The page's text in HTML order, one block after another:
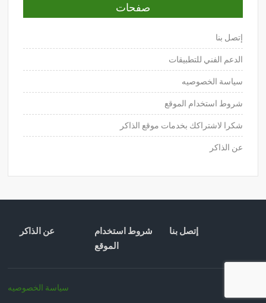
صفحات
إتصل بنا
الدعم الفني للتطبيقات
سياسة الخصوصيه
شروط استخدام الموقع
شكرا لاشتراكك بخدمات موقع الذاكر
عن الذاكر
إتصل بنا
شروط استخدام
الموقع
عن الذاكر
سياسة الخصوصيه